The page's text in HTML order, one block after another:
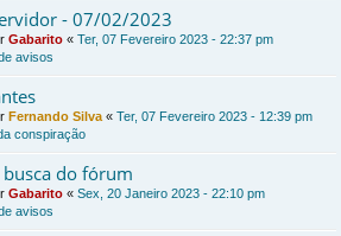
- 07/02/2023
Gabarito « Ter, 07 Fevereiro 2023 - 22:37 pm
avisos
Fernando Silva « Ter, 07 Fevereiro 2023 - 12:39 pm
conspiração
do fórum
Gabarito « Sex, 20 Janeiro 2023 - 22:10 pm
avisos